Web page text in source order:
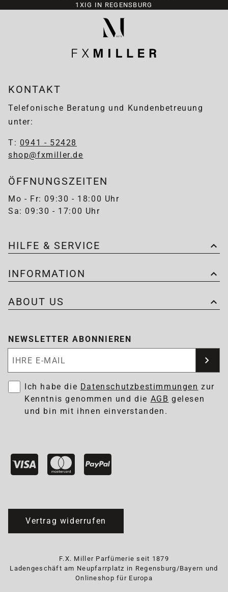
1XIG IN REGENSBURG
KONTAKT
Telefonische Beratung und Kundenbetreuung
unter:
T: 0941 - 52428
shop@fxmiller.de
ÖFFNUNGSZEITEN
Mo - Fr: 09:30 - 18:00 Uhr
Sa: 09:30 - 17:00 Uhr
HILFE & SERVICE
INFORMATION
ABOUT US
NEWSLETTER ABONNIEREN
Ich habe die Datenschutzbestimmungen zur
Kenntnis genommen und die AGB gelesen
und bin mit ihnen einverstanden.
Vertrag widerrufen
F.X. Miller Parfümerie seit 1879
Ladengeschäft am Neupfarrplatz in Regensburg/Bayern und
Onlineshop für Europa